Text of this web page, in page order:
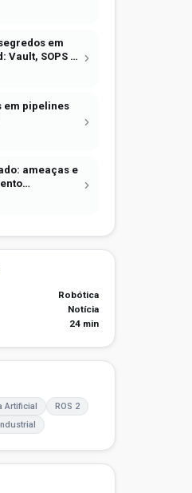
em
Vault, SOPS e
em pipelines
ameaças e
Robótica
Notícia
24 min
Artificial
ROS 2